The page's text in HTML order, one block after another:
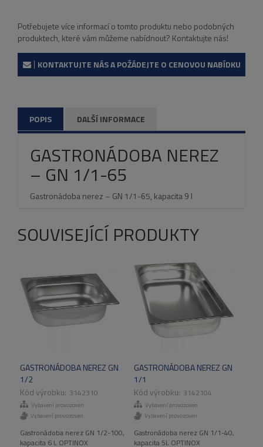
Potřebujete více informací o tomto produktu nebo podobných
produktech, které vám můžeme nabídnout? Kontaktujte nás!
KONTAKTUJTE NÁS A POŽÁDEJTE O CENOVOU NABÍDKU
POPIS DALŠÍ INFORMACE
GASTRONÁDOBA NEREZ
– GN 1/1-65
Gastronádoba nerez – GN 1/1-65, kapacita 9 l
SOUVISEJÍCÍ PRODUKTY
GASTRONÁDOBA NEREZ GN
1/2
3142310
Vybavení provozoven
Vybavení provozoven
Gastronádoba nerez GN 1/2-100,
kapacita 6 l, OPTINOX
GASTRONÁDOBA NEREZ GN
1/1
3142104
Vybavení provozoven
Vybavení provozoven
Gastronádoba nerez GN 1/1-40,
kapacita 5l, OPTINOX